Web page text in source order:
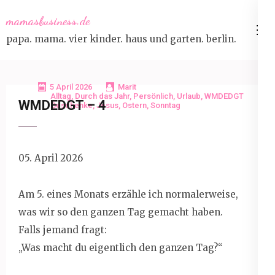
to
content
mamasbusiness.de
papa. mama. vier kinder. haus und garten. berlin.
5 April 2026
Marit
Alltag, Durch das Jahr, Persönlich, Urlaub, WMDEDGT
Geschenke, Jesus, Ostern, Sonntag
WMDEDGT – 4
05. April 2026
Am 5. eines Monats erzähle ich normalerweise,
was wir so den ganzen Tag gemacht haben.
Falls jemand fragt:
„Was macht du eigentlich den ganzen Tag?“